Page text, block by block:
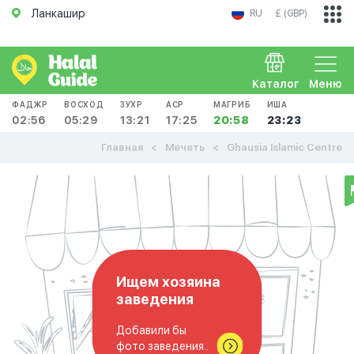
Ланкашир RU £ (GBP)
Меню
Каталог
ФАДЖР
02:56
ВОСХОД
05:29
ЗУХР
13:21
АСР
17:25
МАГРИБ
20:58
ИША
23:23
Главная Мечеть Ghausia Islamic Centre
Ищем хозяина
заведения
Добавили бы
фото заведения..